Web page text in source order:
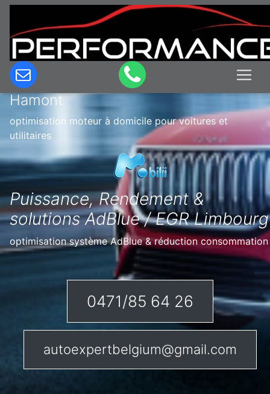
Optimisation & Reprogrammation
moteur à domicile en Belgique à
Hamont
optimisation moteur à domicile pour voitures et
utilitaires
Puissance, Rendement &
solutions AdBlue / EGR Limbourg
optimisation système AdBlue & réduction consommation
0471/85 64 26
autoexpertbelgium@gmail.com